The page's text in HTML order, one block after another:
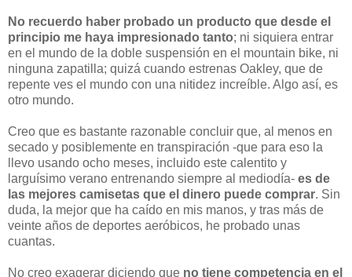
No recuerdo haber probado un producto que desde el
principio me haya impresionado tanto; ni siquiera entrar
en el mundo de la doble suspensión en el mountain bike, ni
ninguna zapatilla; quizá cuando estrenas Oakley, que de
repente ves el mundo con una nitidez increíble. Algo así, es
otro mundo.
Creo que es bastante razonable concluir que, al menos en
secado y posiblemente en transpiración -que para eso la
llevo usando ocho meses, incluido este calentito y
larguísimo verano entrenando siempre al mediodía- es de
las mejores camisetas que el dinero puede comprar. Sin
duda, la mejor que ha caído en mis manos, y tras más de
veinte años de deportes aeróbicos, he probado unas
cuantas.
No creo exagerar diciendo que no tiene competencia en el